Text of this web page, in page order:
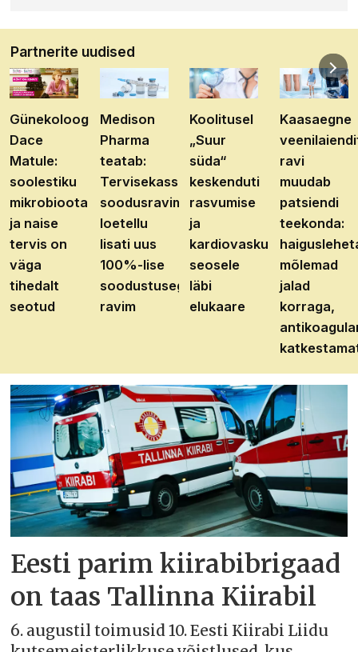
Partnerite uudised
Günekoloog
Dace
Matule:
soolestiku
mikrobioota
ja naise
tervis on
väga
tihedalt
seotud
Medison
Pharma
teatab:
Tervisekassa
soodusravimite
loetellu
lisati uus
100%-lise
soodustusega
ravim
Koolitusel
„Suur
süda“
keskenduti
rasvumise
ja
kardiovaskulaarhaiguste
seosele
läbi
elukaare
Kaasaegne
ravi
muudab
patsiendi
teekonda:
mõlemad
jalad
korraga,
Eesti parim kiirabibrigaad
on taas Tallinna Kiirabil
6. augustil toimusid 10. Eesti Kiirabi Liidu